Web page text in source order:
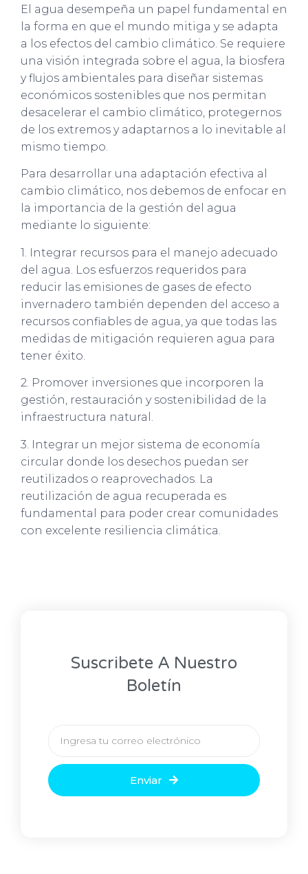
El agua desempeña un papel fundamental en
la forma en que el mundo mitiga y se adapta
a los efectos del cambio climático. Se requiere
una visión integrada sobre el agua, la biosfera
y flujos ambientales para diseñar sistemas
económicos sostenibles que nos permitan
desacelerar el cambio climático, protegernos
de los extremos y adaptarnos a lo inevitable al
mismo tiempo.
Para desarrollar una adaptación efectiva al
cambio climático, nos debemos de enfocar en
la importancia de la gestión del agua
mediante lo siguiente:
1. Integrar recursos para el manejo adecuado
del agua. Los esfuerzos requeridos para
reducir las emisiones de gases de efecto
invernadero también dependen del acceso a
recursos confiables de agua, ya que todas las
medidas de mitigación requieren agua para
tener éxito.
2. Promover inversiones que incorporen la
gestión, restauración y sostenibilidad de la
infraestructura natural.
3. Integrar un mejor sistema de economía
circular donde los desechos puedan ser
reutilizados o reaprovechados. La
reutilización de agua recuperada es
fundamental para poder crear comunidades
con excelente resiliencia climática.
Suscribete A Nuestro
Boletín
Enviar